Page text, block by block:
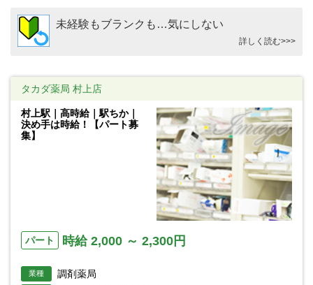
未経験もブランクも…気にしない
詳しく読む>>>
タカダ薬局 村上店
村上駅｜高時給｜駅ちか｜
決め手は時給！【パート募
集】
パート 時給 2,000 ～ 2,300円
業種 調剤薬局